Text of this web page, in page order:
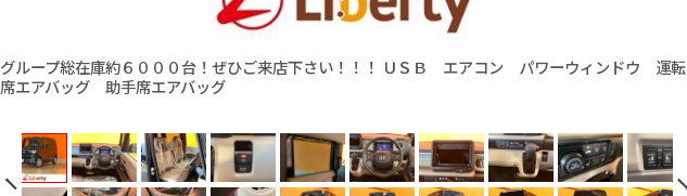
グループ総在庫約６０００台！ぜひご来店下さい！！！ ＵＳＢ エアコン パワーウィンドウ 運転
席エアバッグ 助手席エアバッグ